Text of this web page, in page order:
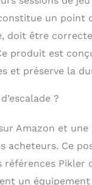
un point
doit être
produit est
et préserve la
?
Amazon et
Ce
un